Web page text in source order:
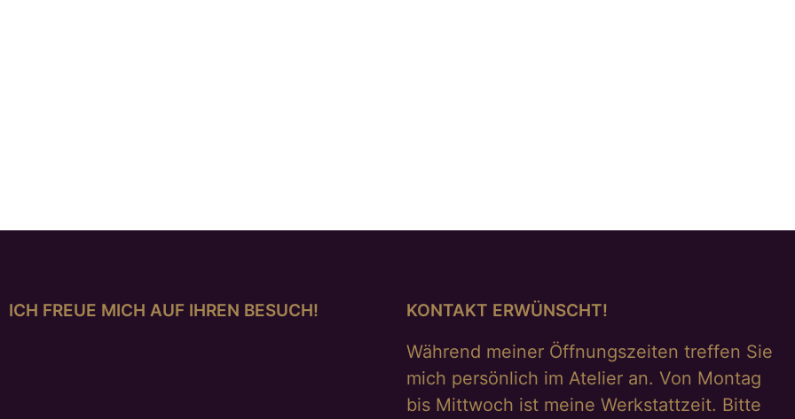
ICH FREUE MICH AUF IHREN BESUCH! KONTAKT ERWÜNSCHT!
Während meiner Öffnungszeiten treffen Sie
mich persönlich im Atelier an. Von Montag
bis Mittwoch ist meine Werkstattzeit. Bitte